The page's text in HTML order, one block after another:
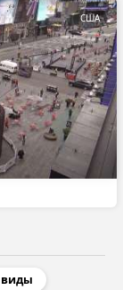
США
виды